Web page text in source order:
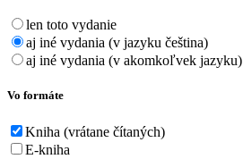
len toto vydanie
aj iné vydania (v jazyku čeština)
aj iné vydania (v akomkoľvek jazyku)
Vo formáte
Kniha (vrátane čítaných)
E-kniha